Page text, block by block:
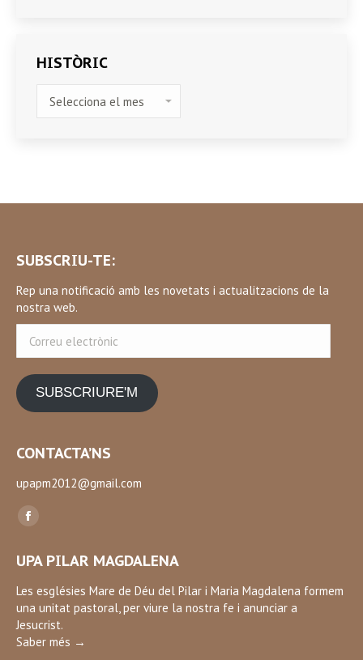
HISTÒRIC
SUBSCRIU-TE:
Rep una notificació amb les novetats i actualitzacions de la
nostra web.
electrònic
SUBSCRIURE'M
CONTACTA’NS
upapm2012@gmail.com
Find us on:
Facebook
opens
in
new
window
UPA PILAR MAGDALENA
Les esglésies Mare de Déu del Pilar i Maria Magdalena formem
una unitat pastoral, per viure la nostra fe i anunciar a
Jesucrist.
Saber més →